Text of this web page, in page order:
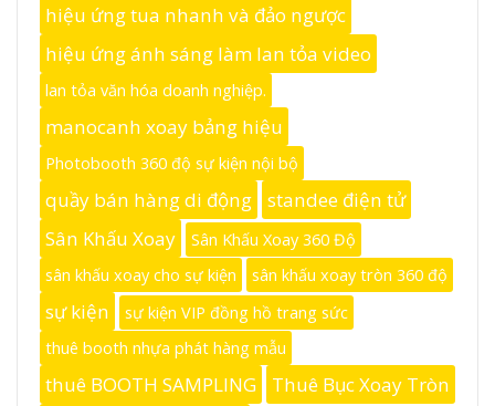
hiệu ứng tua nhanh và đảo ngược
hiệu ứng ánh sáng làm lan tỏa video
lan tỏa văn hóa doanh nghiệp.
manocanh xoay bảng hiệu
Photobooth 360 độ sự kiện nội bộ
quầy bán hàng di động
standee điện tử
Sân Khấu Xoay
Sân Khấu Xoay 360 Độ
sân khấu xoay cho sự kiện
sân khấu xoay tròn 360 độ
sự kiện
sự kiện VIP đồng hồ trang sức
thuê booth nhựa phát hàng mẫu
thuê BOOTH SAMPLING
Thuê Bục Xoay Tròn